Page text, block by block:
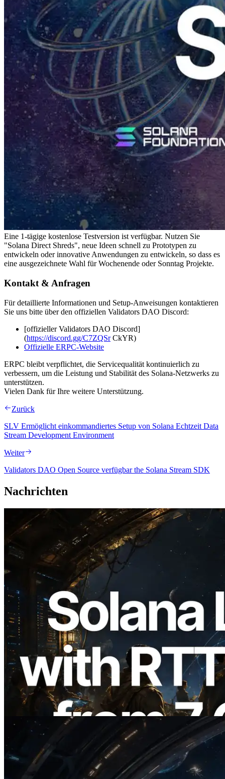
Eine 1-tägige kostenlose Testversion ist verfügbar. Nutzen Sie
"Solana Direct Shreds", neue Ideen schnell zu Prototypen zu
entwickeln oder innovative Anwendungen zu entwickeln, so dass es
eine ausgezeichnete Wahl für Wochenende oder Sonntag Projekte.
Kontakt & Anfragen
Für detaillierte Informationen und Setup-Anweisungen kontaktieren
Sie uns bitte über den offiziellen Validators DAO Discord:
[offizieller Validators DAO Discord]
(https://discord.gg/C7ZQSrCkYR)
Offizielle ERPC-Website
ERPC bleibt verpflichtet, die Servicequalität kontinuierlich zu
verbessern, um die Leistung und Stabilität des Solana-Netzwerks zu
unterstützen.
Vielen Dank für Ihre weitere Unterstützung.
Zurück
SLV Ermöglicht einkommandiertes Setup von Solana Echtzeit Data
Stream Development Environment
Weiter
Validators DAO Open Source verfügbar the Solana Stream SDK
Nachrichten
2026.08.05
ERPC erweitert Solana Leader Slot API
um Ping-Messung aus 7 globalen
Regionen — Validators Information API
ebenfalls gestartet
Lesen Sie diesen Artikel